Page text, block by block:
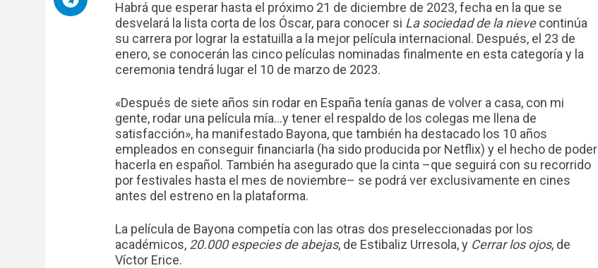
Habrá que esperar hasta el próximo 21 de diciembre de 2023, fecha en la que se
desvelará la lista corta de los Óscar, para conocer si La sociedad de la nievecontinúa
su carrera por lograr la estatuilla a la mejor película internacional. Después, el 23 de
enero, se conocerán las cinco películas nominadas finalmente en esta categoría y la
ceremonia tendrá lugar el 10 de marzo de 2023.
«Después de siete años sin rodar en España tenía ganas de volver a casa, con mi
gente, rodar una película mía…y tener el respaldo de los colegas me llena de
satisfacción», ha manifestado Bayona, que también ha destacado los 10 años
empleados en conseguir financiarla (ha sido producida por Netflix) y el hecho de poder
hacerla en español. También ha asegurado que la cinta –que seguirá con su recorrido
por festivales hasta el mes de noviembre– se podrá ver exclusivamente en cines
antes del estreno en la plataforma.
La película de Bayona competía con las otras dos preseleccionadas por los
académicos, 20.000 especies de abejas, de Estibaliz Urresola, y Cerrar los ojos, de
Víctor Erice.